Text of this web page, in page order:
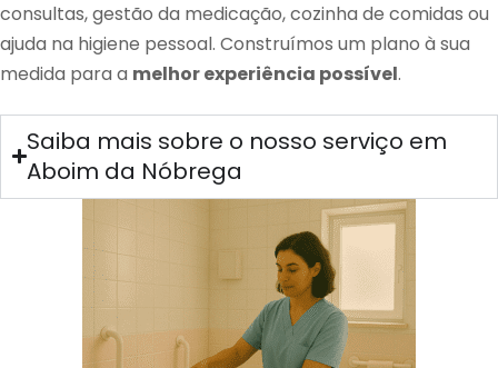
consultas, gestão da medicação, cozinha de comidas ou
ajuda na higiene pessoal. Construímos um plano à sua
medida para a melhor experiência possível.
Saiba mais sobre o nosso serviço em
Aboim da Nóbrega